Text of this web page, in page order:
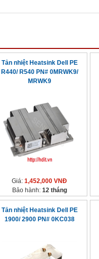
Tản nhiệt Heatsink Dell PE
R440/ R540 PN# 0MRWK9/
MRWK9
Giá: 1,452,000 VNĐ
Bảo hành: 12 tháng
Tản nhiệt Heatsink Dell PE
1900/ 2900 PN# 0KC038